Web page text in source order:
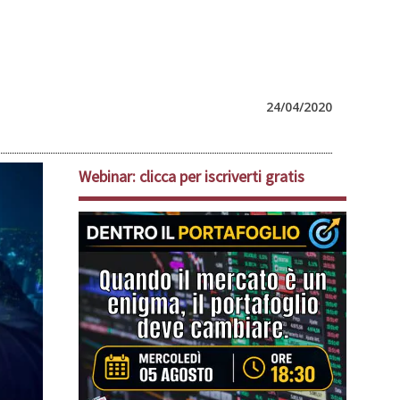
24/04/2020
Webinar: clicca per iscriverti gratis